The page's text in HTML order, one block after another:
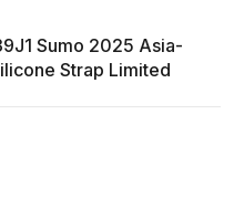
Sumo 2025 Asia-
Strap Limited